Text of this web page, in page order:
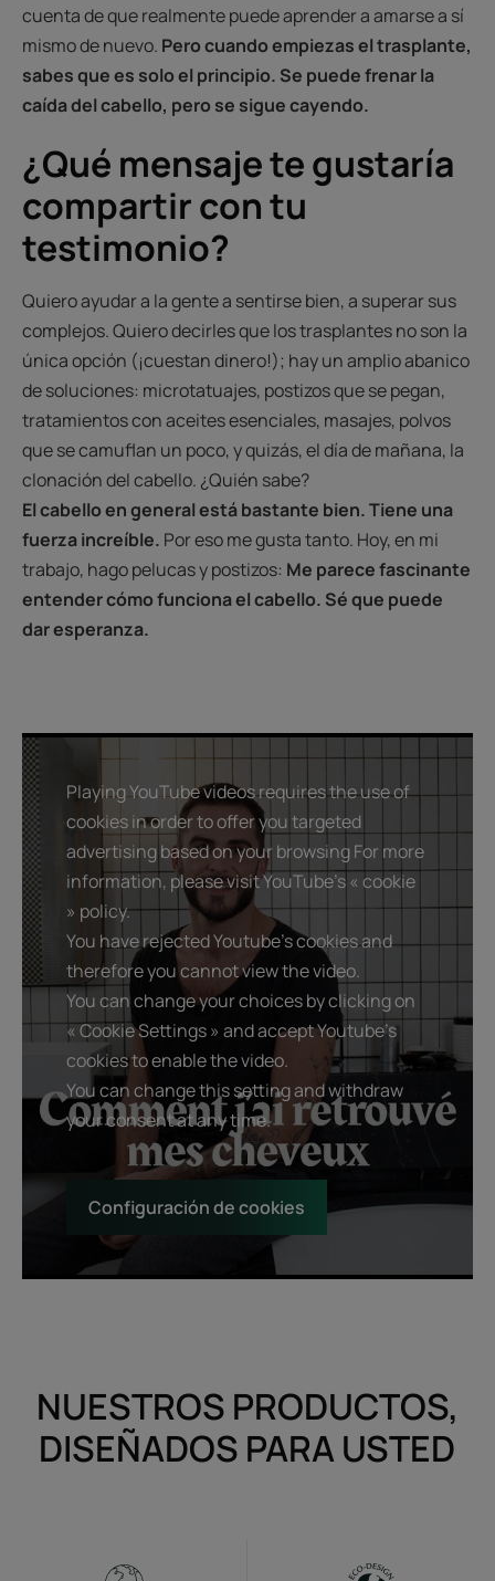
cuenta de que realmente puede aprender a amarse a sí
mismo de nuevo. Pero cuando empiezas el trasplante,
sabes que es solo el principio. Se puede frenar la
caída del cabello, pero se sigue cayendo.
¿Qué mensaje te gustaría
compartir con tu
testimonio?
Quiero ayudar a la gente a sentirse bien, a superar sus
complejos. Quiero decirles que los trasplantes no son la
única opción (¡cuestan dinero!); hay un amplio abanico
de soluciones: microtatuajes, postizos que se pegan,
tratamientos con aceites esenciales, masajes, polvos
que se camuflan un poco, y quizás, el día de mañana, la
clonación del cabello. ¿Quién sabe?
El cabello en general está bastante bien. Tiene una
fuerza increíble. Por eso me gusta tanto. Hoy, en mi
trabajo, hago pelucas y postizos: Me parece fascinante
entender cómo funciona el cabello. Sé que puede
dar esperanza.
Playing YouTube videos requires the use of
cookies in order to offer you targeted
advertising based on your browsing For more
information, please visit YouTube's « cookie
» policy.
You have rejected Youtube's cookies and
therefore you cannot view the video.
You can change your choices by clicking on
« Cookie Settings » and accept Youtube's
cookies to enable the video.
You can change this setting and withdraw
your consent at any time.
Configuración de cookies
NUESTROS PRODUCTOS,
DISEÑADOS PARA USTED